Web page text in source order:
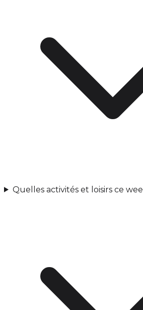
Quelles activités et loisirs ce